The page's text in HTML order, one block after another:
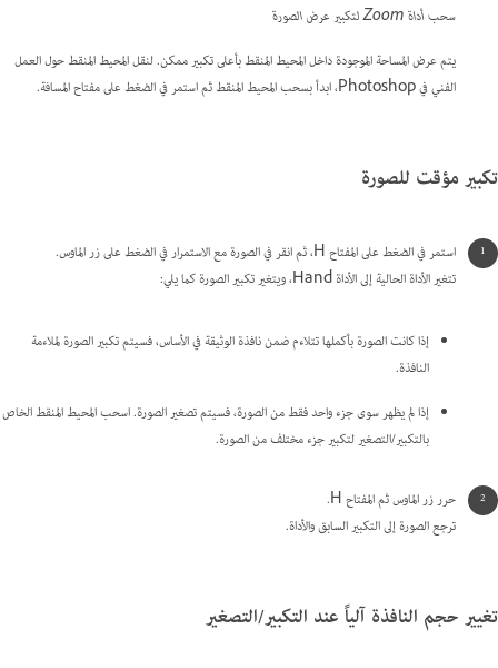
سحب أداة Zoom لتكبير عرض الصورة
يتم عرض المساحة الموجودة داخل المحيط المنقط بأعلى تكبير ممكن. لنقل المحيط المنقط حول العمل
الفني في Photoshop، ابدأ بسحب المحيط المنقط ثم استمر في الضغط على مفتاح المسافة.
تكبير مؤقت للصورة
استمر في الضغط على المفتاح H، ثم انقر في الصورة مع الاستمرار في الضغط على زر الماوس.
تتغير الأداة الحالية إلى الأداة Hand، ويتغير تكبير الصورة كما يلي:
إذا كانت الصورة بأكملها تتلاءم ضمن نافذة الوثيقة في الأساس، فسيتم تكبير الصورة لملاءمة
النافذة.
إذا لم يظهر سوى جزء واحد فقط من الصورة، فسيتم تصغير الصورة. اسحب المحيط المنقط الخاص
بالتكبير/التصغير لتكبير جزء مختلف من الصورة.
حرر زر الماوس ثم المفتاح H.
ترجع الصورة إلى التكبير السابق والأداة.
تغيير حجم النافذة آلياً عند التكبير/التصغير